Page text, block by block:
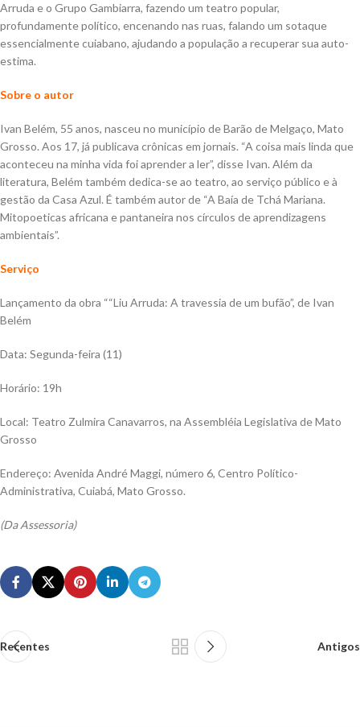
Arruda e o Grupo Gambiarra, fazendo um teatro popular,
profundamente político, encenando nas ruas, falando um sotaque
essencialmente cuiabano, ajudando a população a recuperar sua auto-
estima.
Sobre o autor
Ivan Belém, 55 anos, nasceu no município de Barão de Melgaço, Mato
Grosso. Aos 17, já publicava crônicas em jornais. “A coisa mais linda que
aconteceu na minha vida foi aprender a ler”, disse Ivan. Além da
literatura, Belém também dedica-se ao teatro, ao serviço público e à
gestão da Casa Azul. É também autor de “A Baía de Tchá Mariana.
Mitopoeticas africana e pantaneira nos círculos de aprendizagens
ambientais”.
Serviço
Lançamento da obra ““Liu Arruda: A travessia de um bufão”, de Ivan
Belém
Data: Segunda-feira (11)
Horário: 19h
Local: Teatro Zulmira Canavarros, na Assembléia Legislativa de Mato
Grosso
Endereço: Avenida André Maggi, número 6, Centro Político-
Administrativa, Cuiabá, Mato Grosso.
(Da Assessoria)
Recentes Antigos